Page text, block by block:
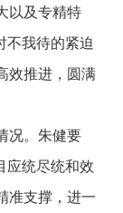
以及专精特
不我待的紧迫
效推进，圆满
况。朱健要
应统尽统和效
准支撑，进一